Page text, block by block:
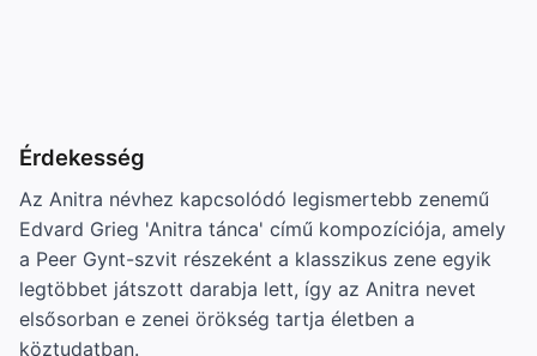
Érdekesség
Az Anitra névhez kapcsolódó legismertebb zenemű
Edvard Grieg 'Anitra tánca' című kompozíciója, amely
a Peer Gynt-szvit részeként a klasszikus zene egyik
legtöbbet játszott darabja lett, így az Anitra nevet
elsősorban e zenei örökség tartja életben a
köztudatban.